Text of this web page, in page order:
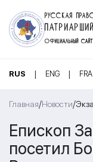
РУССКАЯ
ОФИЦИАЛЬНЫЙ САЙТ
RUS | ENG | FRA
Главная/Новости/
Епископ
посетил